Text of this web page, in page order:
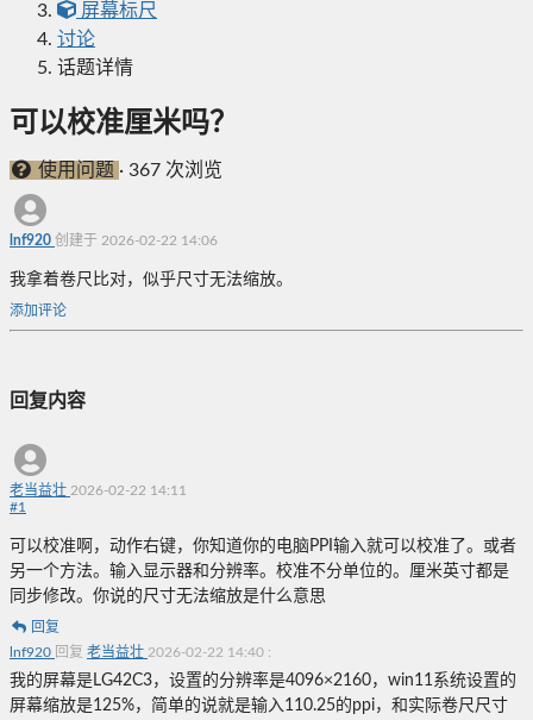
屏幕标尺
讨论
话题详情
可以校准厘米吗？
使用问题 · 367 次浏览
lnf920 创建于 2026-02-22 14:06
我拿着卷尺比对，似乎尺寸无法缩放。
添加评论
回复内容
老当益壮 2026-02-22 14:11
#1
可以校准啊，动作右键，你知道你的电脑PPI输入就可以校准了。或者
另一个方法。输入显示器和分辨率。校准不分单位的。厘米英寸都是
同步修改。你说的尺寸无法缩放是什么意思
回复
lnf920 回复 老当益壮 2026-02-22 14:40 :
我的屏幕是LG42C3，设置的分辨率是4096×2160，win11系统设置的
屏幕缩放是125%，简单的说就是输入110.25的ppi，和实际卷尺尺寸